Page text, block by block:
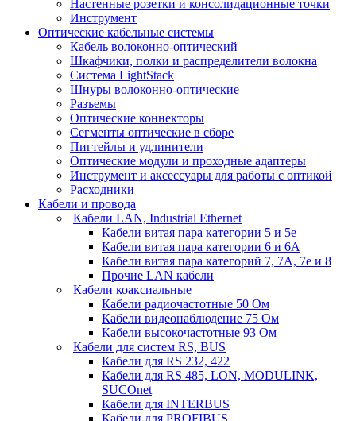
Настенные розетки и консолидационные точки
Инструмент
Оптические кабельные системы
Кабель волоконно-оптический
Шкафчики, полки и распределители волокна
Система LightStack
Шнуры волоконно-оптические
Разъемы
Оптические коннекторы
Сегменты оптические в сборе
Пигтейлы и удлинители
Оптические модули и проходные адаптеры
Инструмент и аксессуары для работы с оптикой
Расходники
Кабели и провода
Кабели LAN, Industrial Ethernet
Кабели витая пара категории 5 и 5е
Кабели витая пара категории 6 и 6A
Кабели витая пара категорий 7, 7А, 7е и 8
Прочие LAN кабели
Кабели коаксиальные
Кабели радиочастотные 50 Ом
Кабели видеонаблюдение 75 Ом
Кабели высокочастотные 93 Ом
Кабели для систем RS, BUS
Кабели для RS 232, 422
Кабели для RS 485, LON, MODULINK,
SUCOnet
Кабели для INTERBUS
Кабели для PROFIBUS